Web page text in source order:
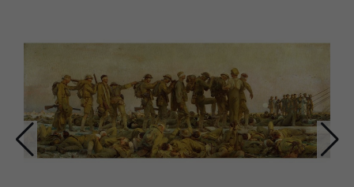
carrousel.
section
contient
plusieurs